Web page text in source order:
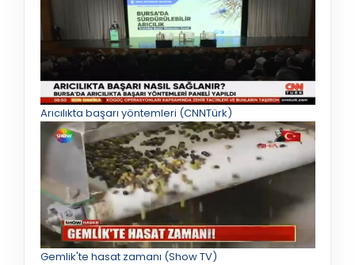
Arıcılıkta başarı yöntemleri (CNNTürk)
Gemlik'te hasat zamanı (Show TV)